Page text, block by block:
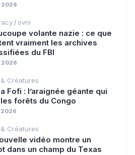
2026
/ ovni
volante nazie : ce que
vraiment les archives
du FBI
2026
Créatures
Fofi : l’araignée géante qui
forêts du Congo
2026
Créatures
vidéo montre un
dans un champ du Texas